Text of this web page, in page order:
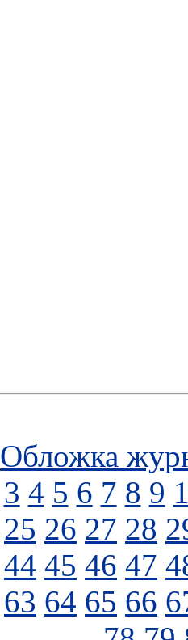
Обложка
3 4 5 6 7 8 9
25 26 27 28
44 45 46 47
63 64 65 66